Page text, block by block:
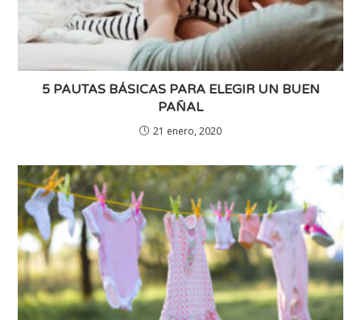
5 PAUTAS BÁSICAS PARA ELEGIR UN BUEN
PAÑAL
21 enero, 2020